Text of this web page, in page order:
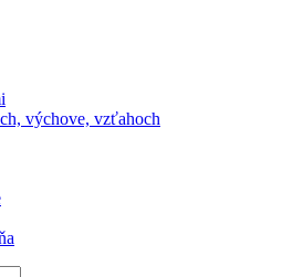
výchove, vzťahoch